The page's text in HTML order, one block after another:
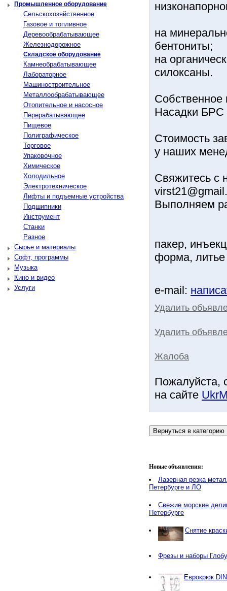
Промышленное оборудование
Сельскохозяйственное
Газовое и топливное
Деревообрабатывающее
Железнодорожное
Складское оборудование
Камнеобрабатывающее
Лабораторное
Машиностроительное
Металлообрабатывающее
Отопительное и насосное
Перерабатывающее
Пищевое
Полиграфическое
Торговое
Упаковочное
Химическое
Холодильное
Электротехническое
Лифты и подъемные устройства
Подшипники
Инструмент
Станки
Разное
Сырье и материалы
Софт, программы
Музыка
Кино и видео
Услуги
на
бентониты;
на
силоксаны.
Собственное
Насадки БРС
Стоимoсть
у нaших
Свяжитеcь с
Выполняем
пакер,
форма, литье
e-mail:
Удалить
Удалить
Жалоба
Пожалуйста,
на сайте
Новые объявления:
Лазерная резка
Петербурге и ЛО
Свежие морские
Петербурге
Снятие
Фрезы и наборы
Еврокрюк